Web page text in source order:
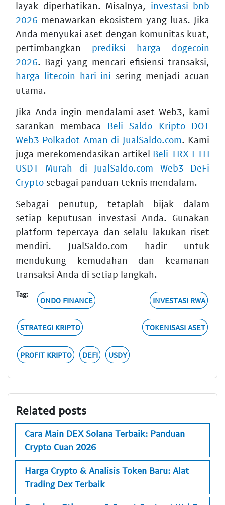
layak diperhatikan. Misalnya, investasi bnb
2026 menawarkan ekosistem yang luas. Jika
Anda menyukai aset dengan komunitas kuat,
pertimbangkan prediksi harga dogecoin
2026. Bagi yang mencari efisiensi transaksi,
harga litecoin hari ini sering menjadi acuan
utama.
Jika Anda ingin mendalami aset Web3, kami
sarankan membaca Beli Saldo Kripto DOT
Web3 Polkadot Aman di JualSaldo.com. Kami
juga merekomendasikan artikel Beli TRX ETH
USDT Murah di JualSaldo.com Web3 DeFi
Crypto sebagai panduan teknis mendalam.
Sebagai penutup, tetaplah bijak dalam
setiap keputusan investasi Anda. Gunakan
platform tepercaya dan selalu lakukan riset
mendiri. JualSaldo.com hadir untuk
mendukung kemudahan dan keamanan
transaksi Anda di setiap langkah.
Tag:
ONDO FINANCE INVESTASI RWA
STRATEGI KRIPTO TOKENISASI ASET
PROFIT KRIPTO DEFI USDY
Related posts
Cara Main DEX Solana Terbaik: Panduan
Crypto Cuan 2026
Harga Crypto & Analisis Token Baru: Alat
Trading Dex Terbaik